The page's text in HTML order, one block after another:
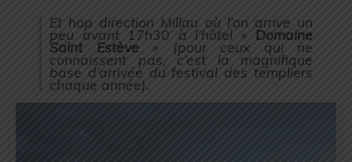
Et hop direction Millau où l’on arrive un
peu avant 17h30 à l’hôtel « Domaine
Saint Estève» (pour ceux qui ne
connaissent pas, c’est la magnifique
base d’arrivée du festival des templiers
chaque année).